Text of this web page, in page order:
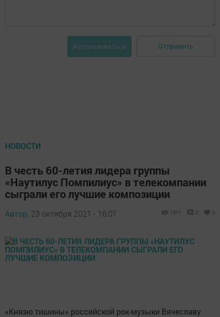
Авторизоваться Отправить
НОВОСТИ
В честь 60-летия лидера группы
«Наутилус Помпилиус» в телекомпании
сыграли его лучшие композиции
Автор, 23 октября 2021 - 16:01 1311 0 0
«Князю тишины» российской рок-музыки Вячеславу